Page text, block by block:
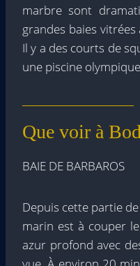
marbre sont
grandes baies
Il y a des courts de
une piscine
Que voir à
BAIE DE BARBAROS
Depuis cette partie
marin est à couper
azur profond avec